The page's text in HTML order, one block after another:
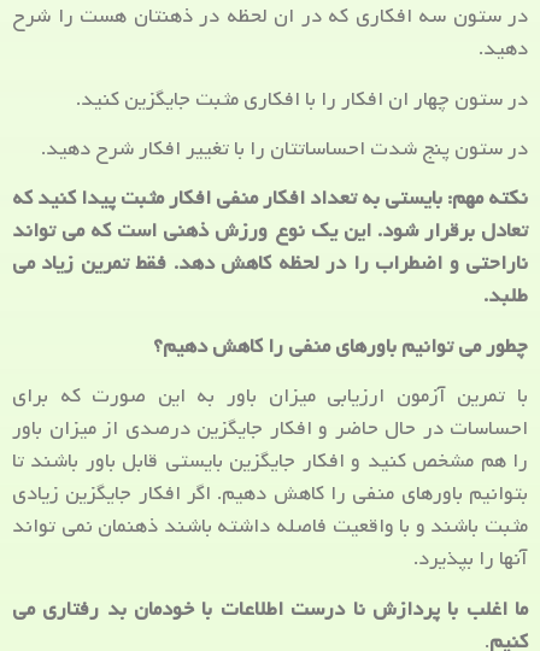
در ستون سه افکاری که در ان لحظه در ذهنتان هست را شرح
دهید.
در ستون چهار ان افکار را با افکاری مثبت جایگزین کنید.
در ستون پنج شدت احساساتتان را با تغییر افکار شرح دهید.
نکته مهم: بایستی به تعداد افکار منفی افکار مثبت پیدا کنید که
تعادل برقرار شود. این یک نوع ورزش ذهنی است که می تواند
ناراحتی و اضطراب را در لحظه کاهش دهد. فقط تمرین زیاد می
طلبد.
چطور می توانیم باورهای منفی را کاهش دهیم؟
با تمرین آزمون ارزیابی میزان باور به این صورت که برای
احساسات در حال حاضر و افکار جایگزین درصدی از میزان باور
را هم مشخص کنید و افکار جایگزین بایستی قابل باور باشند تا
بتوانیم باورهای منفی را کاهش دهیم. اگر افکار جایگزین زیادی
مثبت باشند و با واقعیت فاصله داشته باشند ذهنمان نمی تواند
آنها را بپذیرد.
ما اغلب با پردازش نا درست اطلاعات با خودمان بد رفتاری می
کنیم.